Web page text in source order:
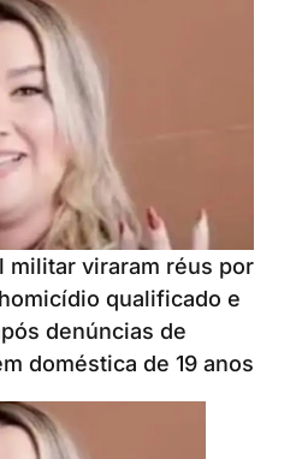
militar viraram réus por
qualificado e
denúncias de
doméstica de 19 anos